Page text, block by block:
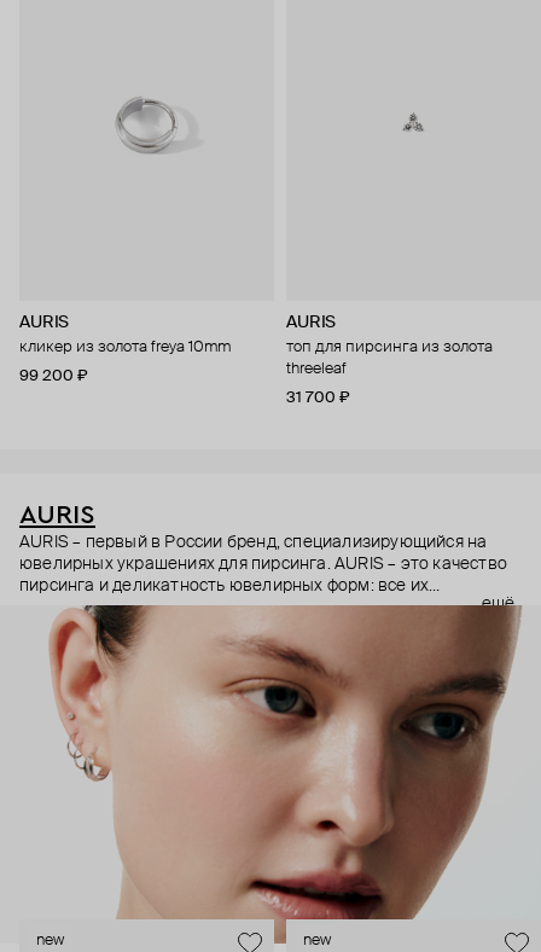
AURIS
кликер из золота freya 10mm
99 200 ₽
AURIS
топ для пирсинга из золота
threeleaf
31 700 ₽
AURIS
AURIS – первый в России бренд, специализирующийся на
ювелирных украшениях для пирсинга. AURIS – это качество
пирсинга и деликатность ювелирных форм: все их
украшения ручной работы. В процессе создания участвуют
как профессиональные пирсеры (они отвечают за
безопасность и эргономичность пирсинга), так и ювелирные
стилисты (благодаря им дизайн соответствует трендам, а
украшения легко сочетаются между собой).
Украшения AURIS – для тех, кто открыто выражает себя, но
делает это интеллигентно и по-взрослому.
ещё
new new